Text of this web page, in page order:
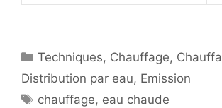
Catégories
Techniques, Chauffage,
Distribution par eau, Emission
Étiquettes
chauffage, eau chaude